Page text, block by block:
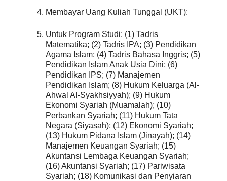
Membayar Uang Kuliah Tunggal (UKT):
Untuk Program Studi: (1) Tadris
Matematika; (2) Tadris IPA; (3) Pendidikan
Agama Islam; (4) Tadris Bahasa Inggris; (5)
Pendidikan Islam Anak Usia Dini; (6)
Pendidikan IPS; (7) Manajemen
Pendidikan Islam; (8) Hukum Keluarga (Al-
Ahwal Al-Syakhsiyyah); (9) Hukum
Ekonomi Syariah (Muamalah); (10)
Perbankan Syariah; (11) Hukum Tata
Negara (Siyasah); (12) Ekonomi Syariah;
(13) Hukum Pidana Islam (Jinayah); (14)
Manajemen Keuangan Syariah; (15)
Akuntansi Lembaga Keuangan Syariah;
(16) Akuntansi Syariah; (17) Pariwisata
Syariah; (18) Komunikasi dan Penyiaran